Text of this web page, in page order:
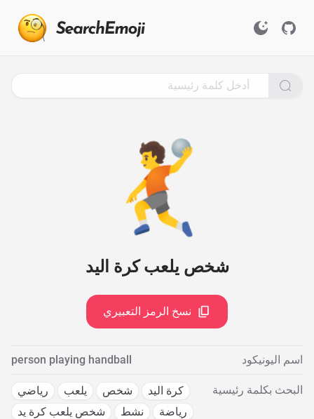
Click
🤾
شخص يلعب كرة اليد
نسخ الرمز التعبيري
اسم اليونيكود person playing handball
البحث بكلمة رئيسية كرة اليد شخص يلعب
رياضي
رياضة
نشط شخص يلعب كرة يد